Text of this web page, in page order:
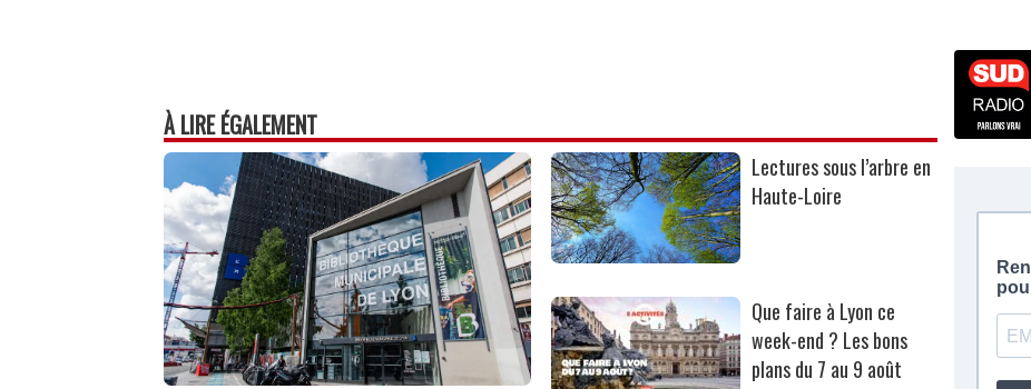
À LIRE ÉGALEMENT
Lectures sous l’arbre en
Haute-Loire
Que faire à Lyon ce
week-end ? Les bons
plans du 7 au 9 août